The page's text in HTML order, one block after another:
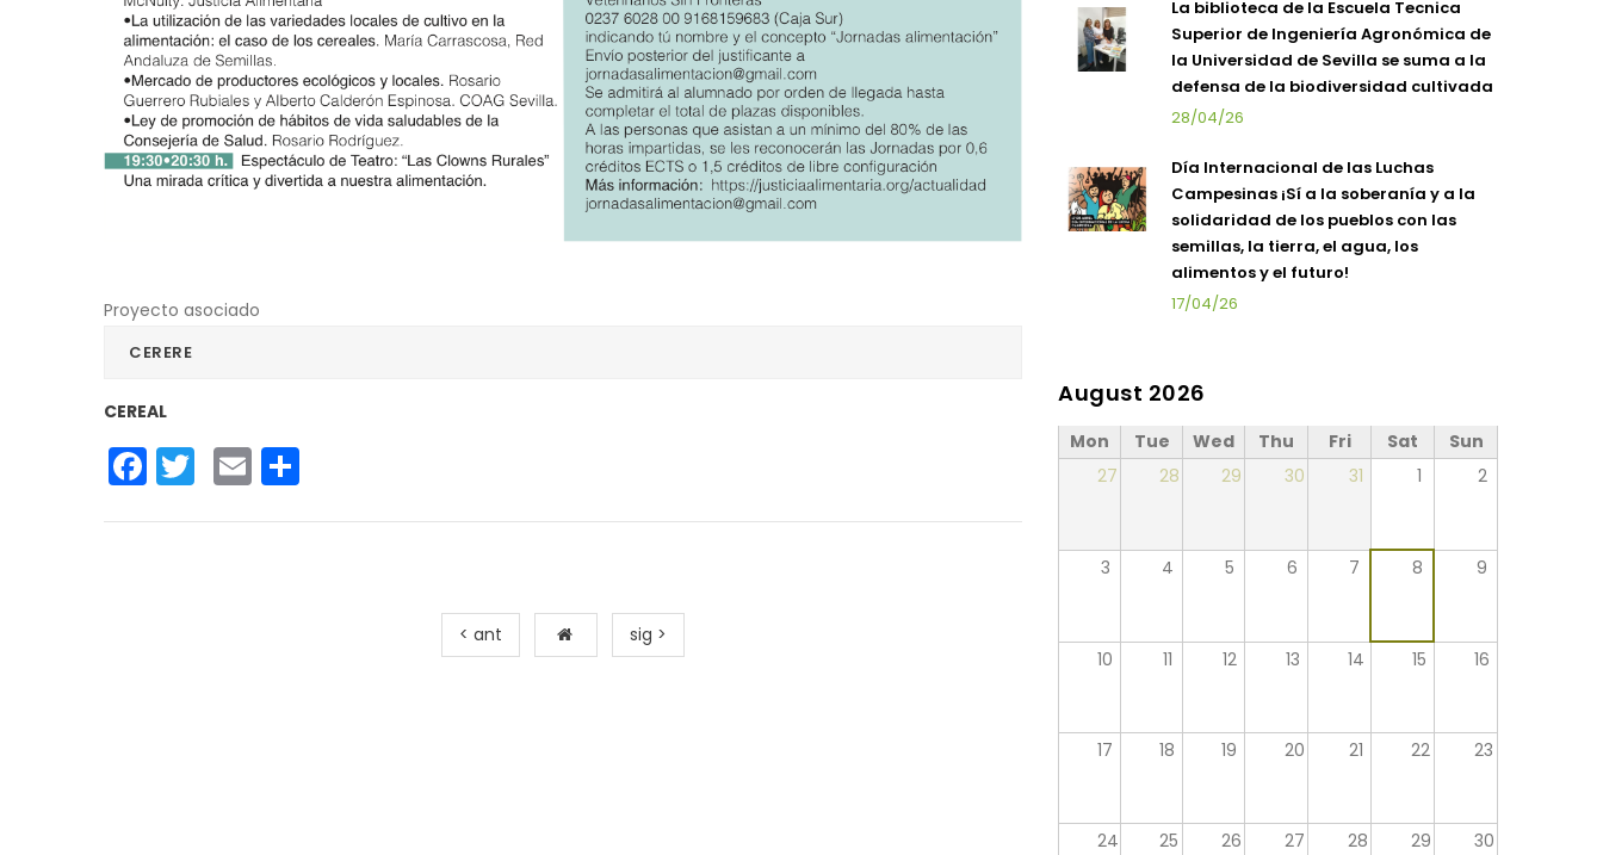
Proyecto asociado
CERERE
CEREAL
Facebook
Twitter
Email
< ant sig >
La biblioteca de la Escuela Tecnica
Superior de Ingeniería Agronómica de
la Universidad de Sevilla se suma a la
defensa de la biodiversidad cultivada
28/04/26
Día Internacional de las Luchas
Campesinas ¡Sí a la soberanía y a la
solidaridad de los pueblos con las
semillas, la tierra, el agua, los
alimentos y el futuro!
17/04/26
August 2026
Mon Tue Wed Thu Fri Sat
Sun
27
28 29 30 31 1 2
3 4 5 6 7 8 9
10 11 12 13 14 15 16
17 18 19 20 21 22 23
24 25 26 27 28 29 30